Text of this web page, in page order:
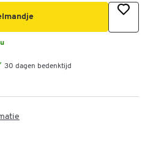
30 dagen bedenktijd